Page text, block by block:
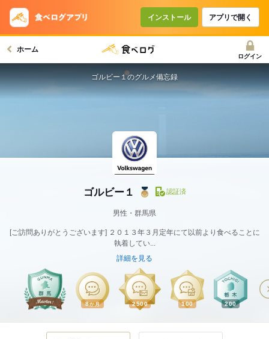
インストール アプリで開く
ホーム
ログイン
ゴルビー１ 認証済
男性・群馬県
[ご訪問ありがとうございます] ２０１３年３月定年にて以前より食べることに
執着してい...
詳細を見る
8か月 2500 100 200
ゴルビー１のグルメ備忘録